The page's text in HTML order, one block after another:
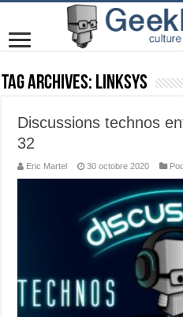
Tag Archives: Linksys
Discussions technos
32
Eric Martel 30 octobre 2020